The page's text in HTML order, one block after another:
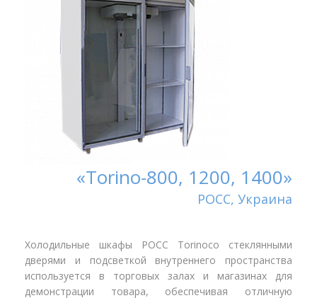
«Torino-800, 1200, 1400»
РОСС, Украина
Холодильные шкафы РОСС Torinoсо стеклянными
дверями и подсветкой внутреннего пространства
используется в торговых залах и магазинах для
демонстрации товара, обеспечивая отличную